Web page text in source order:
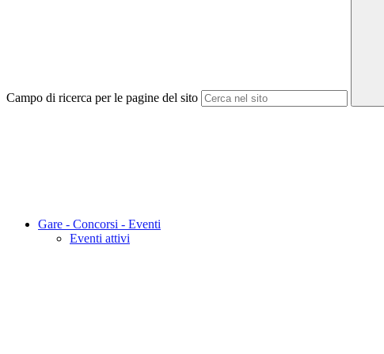
Campo di ricerca per le pagine del sito
Gare - Concorsi - Eventi
Eventi attivi